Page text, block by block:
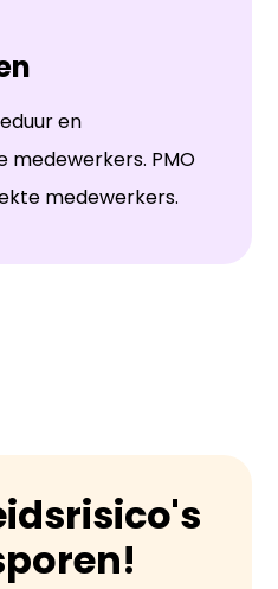
en
medewerkers. PMO
medewerkers.